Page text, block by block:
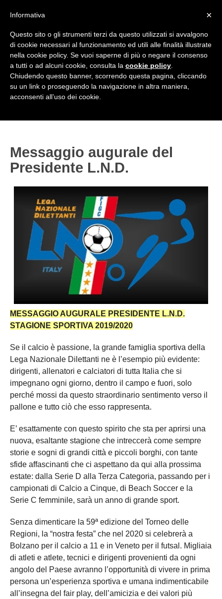
Top Menu
HOME
Accedi / Registrati
PROVINCE
GENOVA
IMPERIA
SAVONA
Carica la tua Rosa
NAZIONALI
Messaggio augurale del
Presidente L.N.D.
MESSAGGIO AUGURALE PRESIDENTE L.N.D.
STAGIONE SPORTIVA 2019/2020
Se il calcio è passione, la grande famiglia sportiva della
Lega Nazionale Dilettanti ne è l’esempio più evidente:
dirigenti, allenatori e calciatori di tutta Italia che si
impegnano ogni giorno, dentro il campo e fuori, solo
perché mossi da questo straordinario sentimento verso il
pallone e tutto ciò che esso rappresenta.
E’ esattamente con questo spirito che sta per aprirsi una
nuova, esaltante stagione che intreccerà come sempre
storie e sogni di grandi città e piccoli borghi, con tante
sfide affascinanti che ci aspettano da qui alla prossima
estate: dalla Serie D alla Terza Categoria, passando per i
campionati di Calcio a Cinque, di Beach Soccer e la
Serie C femminile, sarà un anno di grande sport.
Senza dimenticare la 59ª edizione del Torneo delle
Regioni, la “nostra festa” che nel 2020 si celebrerà a
Bolzano per il calcio a 11 e in Veneto per il futsal. Migliaia
di atleti e atlete, tecnici e dirigenti provenienti da ogni
angolo del Paese avranno l’opportunità di vivere in prima
persona un’esperienza sportiva e umana indimenticabile
all’insegna del fair play, dell’amicizia e dei valori più
×
Informativa
Questo sito o gli strumenti terzi da questo utilizzati si avvalgono
di cookie necessari al funzionamento ed utili alle finalità illustrate
nella cookie policy. Se vuoi saperne di più o negare il consenso
a tutti o ad alcuni cookie, consulta la cookie policy
Chiudendo questo banner, scorrendo questa pagina, cliccando
su un link o proseguendo la navigazione in altra maniera,
acconsenti all’uso dei cookie.